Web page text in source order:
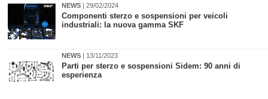
NEWS | 29/02/2024
Componenti sterzo e sospensioni per veicoli
industriali: la nuova gamma SKF
NEWS | 13/11/2023
​Parti per sterzo e sospensioni Sidem: 90 anni di
esperienza